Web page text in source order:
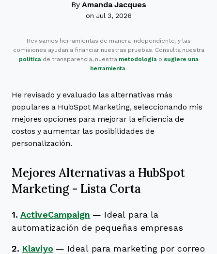
By Amanda Jacques
on Jul 3, 2026
Revisamos herramientas de manera independiente, y las
comisiones ayudan a financiar nuestras pruebas. Consulta nuestra
políticade transparencia, nuestra metodologíao sugiere una
herramienta.
He revisado y evaluado las alternativas más
populares a HubSpot Marketing, seleccionando mis
mejores opciones para mejorar la eficiencia de
costos y aumentar las posibilidades de
personalización.
Mejores Alternativas a HubSpot
Marketing - Lista Corta
1. ActiveCampaign — Ideal para la
automatización de pequeñas empresas
2. Klaviyo — Ideal para marketing por correo